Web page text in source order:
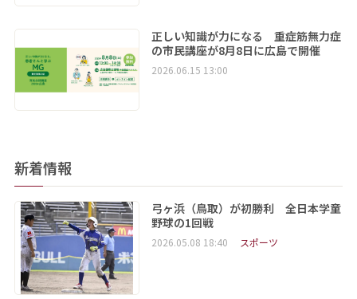
正しい知識が力になる 重症筋無力症
の市民講座が8月8日に広島で開催
2026.06.15 13:00
新着情報
弓ヶ浜（鳥取）が初勝利 全日本学童
野球の1回戦
2026.05.08 18:40 スポーツ